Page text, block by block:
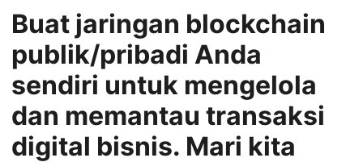
n
Buat jaringan blockchain
publik/pribadi Anda
sendiri untuk mengelola
dan memantau transaksi
digital bisnis. Mari kita